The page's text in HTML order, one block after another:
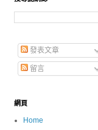
發表文章
留言
網頁
Home